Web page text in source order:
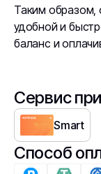
Таким образом,
удобной и
баланс и
Сервис
Smart
Способ